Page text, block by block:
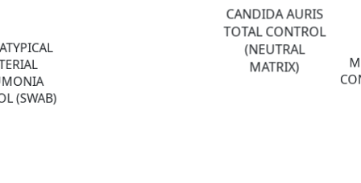
(SWAB)
CANDIDA AURIS
TOTAL CONTROL
(NEUTRAL
MATRIX)